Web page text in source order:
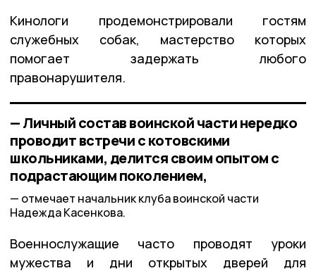
Кинологи продемонстрировали гостям
служебных собак, мастерство которых
помогает задержать любого
правонарушителя.
— Личный состав воинской части нередко
проводит встречи с котовскими
школьниками, делится своим опытом с
подрастающим поколением,
отмечает начальник клуба воинской части
Надежда Касенкова.
Военнослужащие часто проводят уроки
мужества и дни открытых дверей для